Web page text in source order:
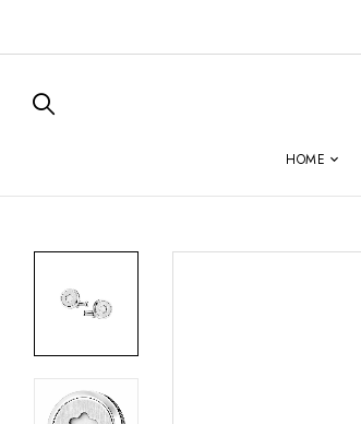
HOME